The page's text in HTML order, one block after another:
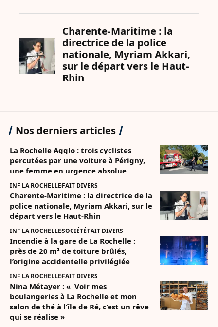
Nos derniers articles
La Rochelle Agglo : trois cyclistes
percutées par une voiture à Périgny,
une femme en urgence absolue
INF LA ROCHELLEFAIT DIVERS
Charente-Maritime : la directrice de la
police nationale, Myriam Akkari, sur le
départ vers le Haut-Rhin
INF LA ROCHELLESOCIÉTÉFAIT DIVERS
Incendie à la gare de La Rochelle :
près de 20 m² de toiture brûlés,
l’origine accidentelle privilégiée
INF LA ROCHELLEFAIT DIVERS
Nina Métayer : « Voir mes
boulangeries à La Rochelle et mon
salon de thé à l’île de Ré, c’est un rêve
qui se réalise »